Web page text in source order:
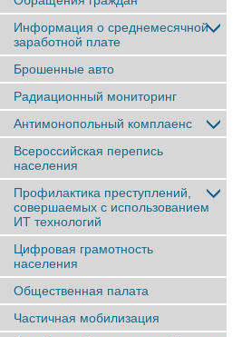
Информация о среднемесячной
заработной плате
Брошенные авто
Радиационный мониторинг
Антимонопольный комплаенс
Всероссийская перепись
населения
Профилактика преступлений,
совершаемых с использованием
ИТ технологий
Цифровая грамотность
населения
Общественная палата
Частичная мобилизация